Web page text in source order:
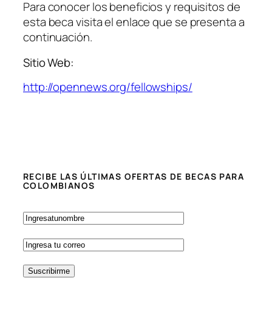
Para conocer los beneficios y requisitos de
esta beca visita el enlace que se presenta a
continuación.
Sitio Web:
http://opennews.org/fellowships/
RECIBE LAS ÚLTIMAS OFERTAS DE BECAS PARA
COLOMBIANOS